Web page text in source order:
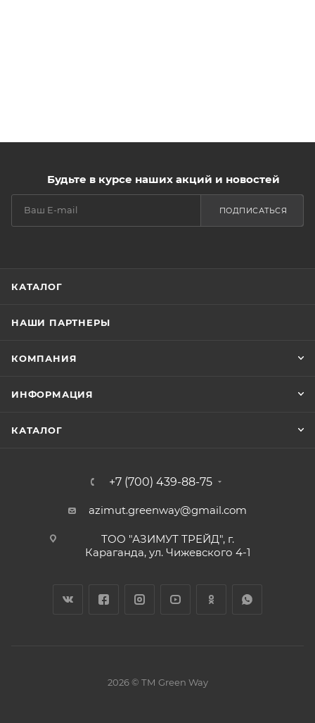
Будьте в курсе наших акций и новостей
ПОДПИСАТЬСЯ
КАТАЛОГ
НАШИ ПАРТНЕРЫ
КОМПАНИЯ
ИНФОРМАЦИЯ
КАТАЛОГ
+7 (700) 439-88-75
azimut.greenway@gmail.com
ТОО "АЗИМУТ ТРЕЙД", г.
Караганда, ул. Чижевского 4-1
2026 © ТМ Green Way